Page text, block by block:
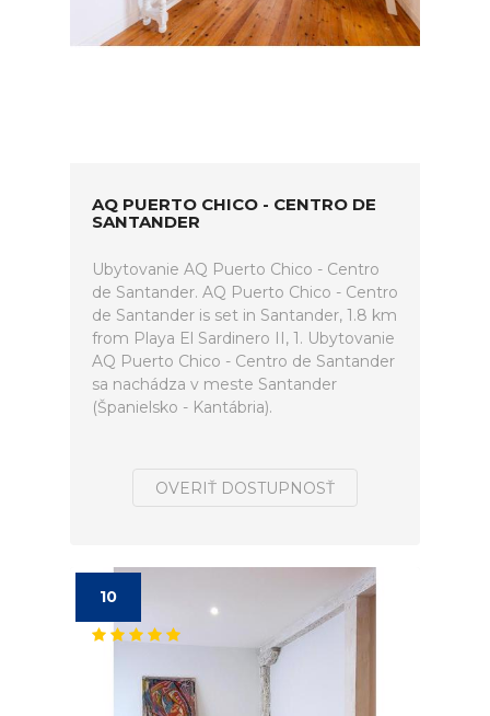
AQ PUERTO CHICO - CENTRO DE
SANTANDER
Ubytovanie AQ Puerto Chico - Centro
de Santander. AQ Puerto Chico - Centro
de Santander is set in Santander, 1.8 km
from Playa El Sardinero II, 1. Ubytovanie
AQ Puerto Chico - Centro de Santander
sa nachádza v meste Santander
(Španielsko - Kantábria).
OVERIŤ DOSTUPNOSŤ
10